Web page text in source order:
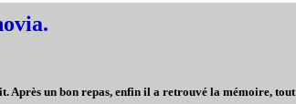
.
Après un bon repas, enfin il a retrouvé la mémoire, tout